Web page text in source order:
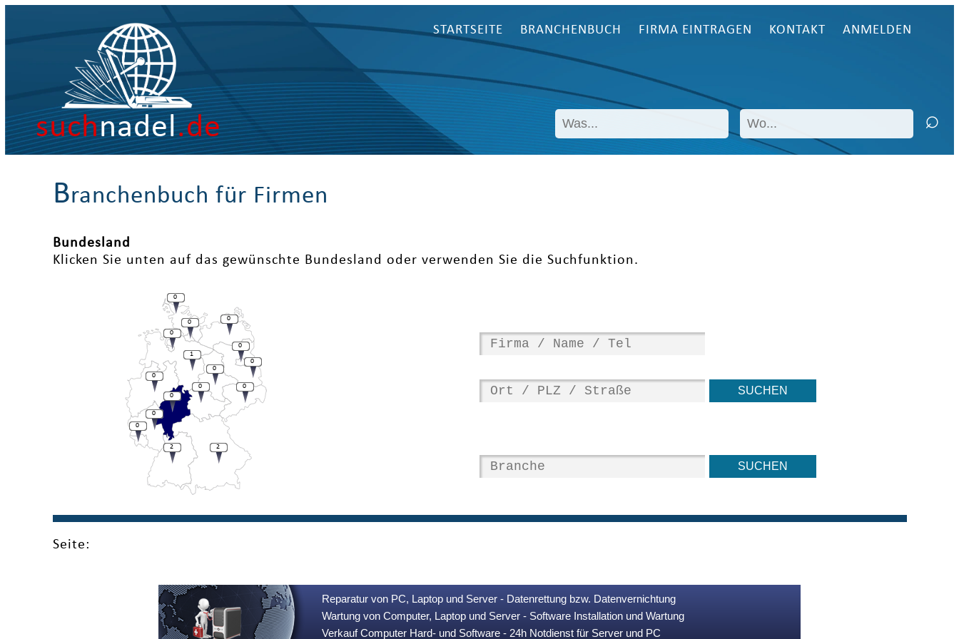
suchnadel.de
STARTSEITE BRANCHENBUCH FIRMA EINTRAGEN KONTAKT ANMELDEN
Branchenbuch für Firmen
Bundesland
Klicken Sie unten auf das gewünschte Bundesland oder verwenden Sie die Suchfunktion.
0
0
0
0
0
0
0
0
0
1
0
0
0
2
0
2
Seite:
Reparatur von PC, Laptop und Server - Datenrettung bzw. Datenvernichtung
Wartung von Computer, Laptop und Server - Software Installation und Wartung
Verkauf Computer Hard- und Software - 24h Notdienst für Server und PC